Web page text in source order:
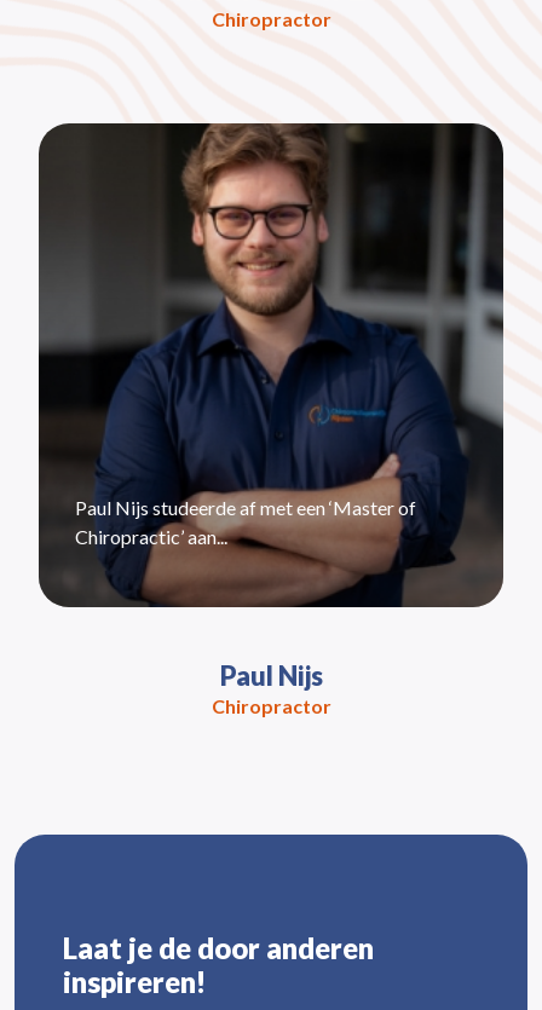
Chiropractor
Paul Nijs studeerde af met een ‘Master of
Chiropractic’ aan...
Paul Nijs
Chiropractor
Laat je de door anderen
inspireren!